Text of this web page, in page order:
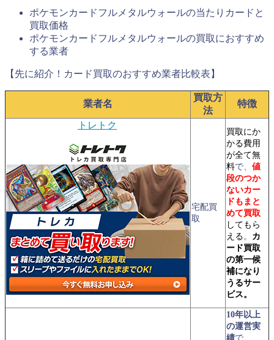
ポケモンカードフルメタルウォールの当たりカードと
買取価格
ポケモンカードフルメタルウォールの買取におすすめ
する業者
【先に紹介！カード買取のおすすめ業者比較表】
業者名
買取方
法
特徴
トレトク
宅配買
取
買取にか
かる費用
が全て無
料で、 値
段のつか
ないカー
ドもまと
めて買取
してもら
える。 カ
ード買取
の第一候
補になり
うるサー
ビス。
10年以上
の運営実
績で、